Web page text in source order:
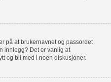
på at brukernavnet og passordet
innlegg? Det er vanlig at
og bli med i noen diskusjoner.